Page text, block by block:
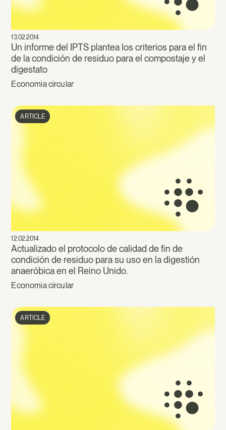
13.02.2014
Un informe del IPTS plantea los criterios para el fin
de la condición de residuo para el compostaje y el
digestato
Economia circular
ARTICLE
12.02.2014
Actualizado el protocolo de calidad de fin de
condición de residuo para su uso en la digestión
anaeróbica en el Reino Unido.
Economia circular
ARTICLE